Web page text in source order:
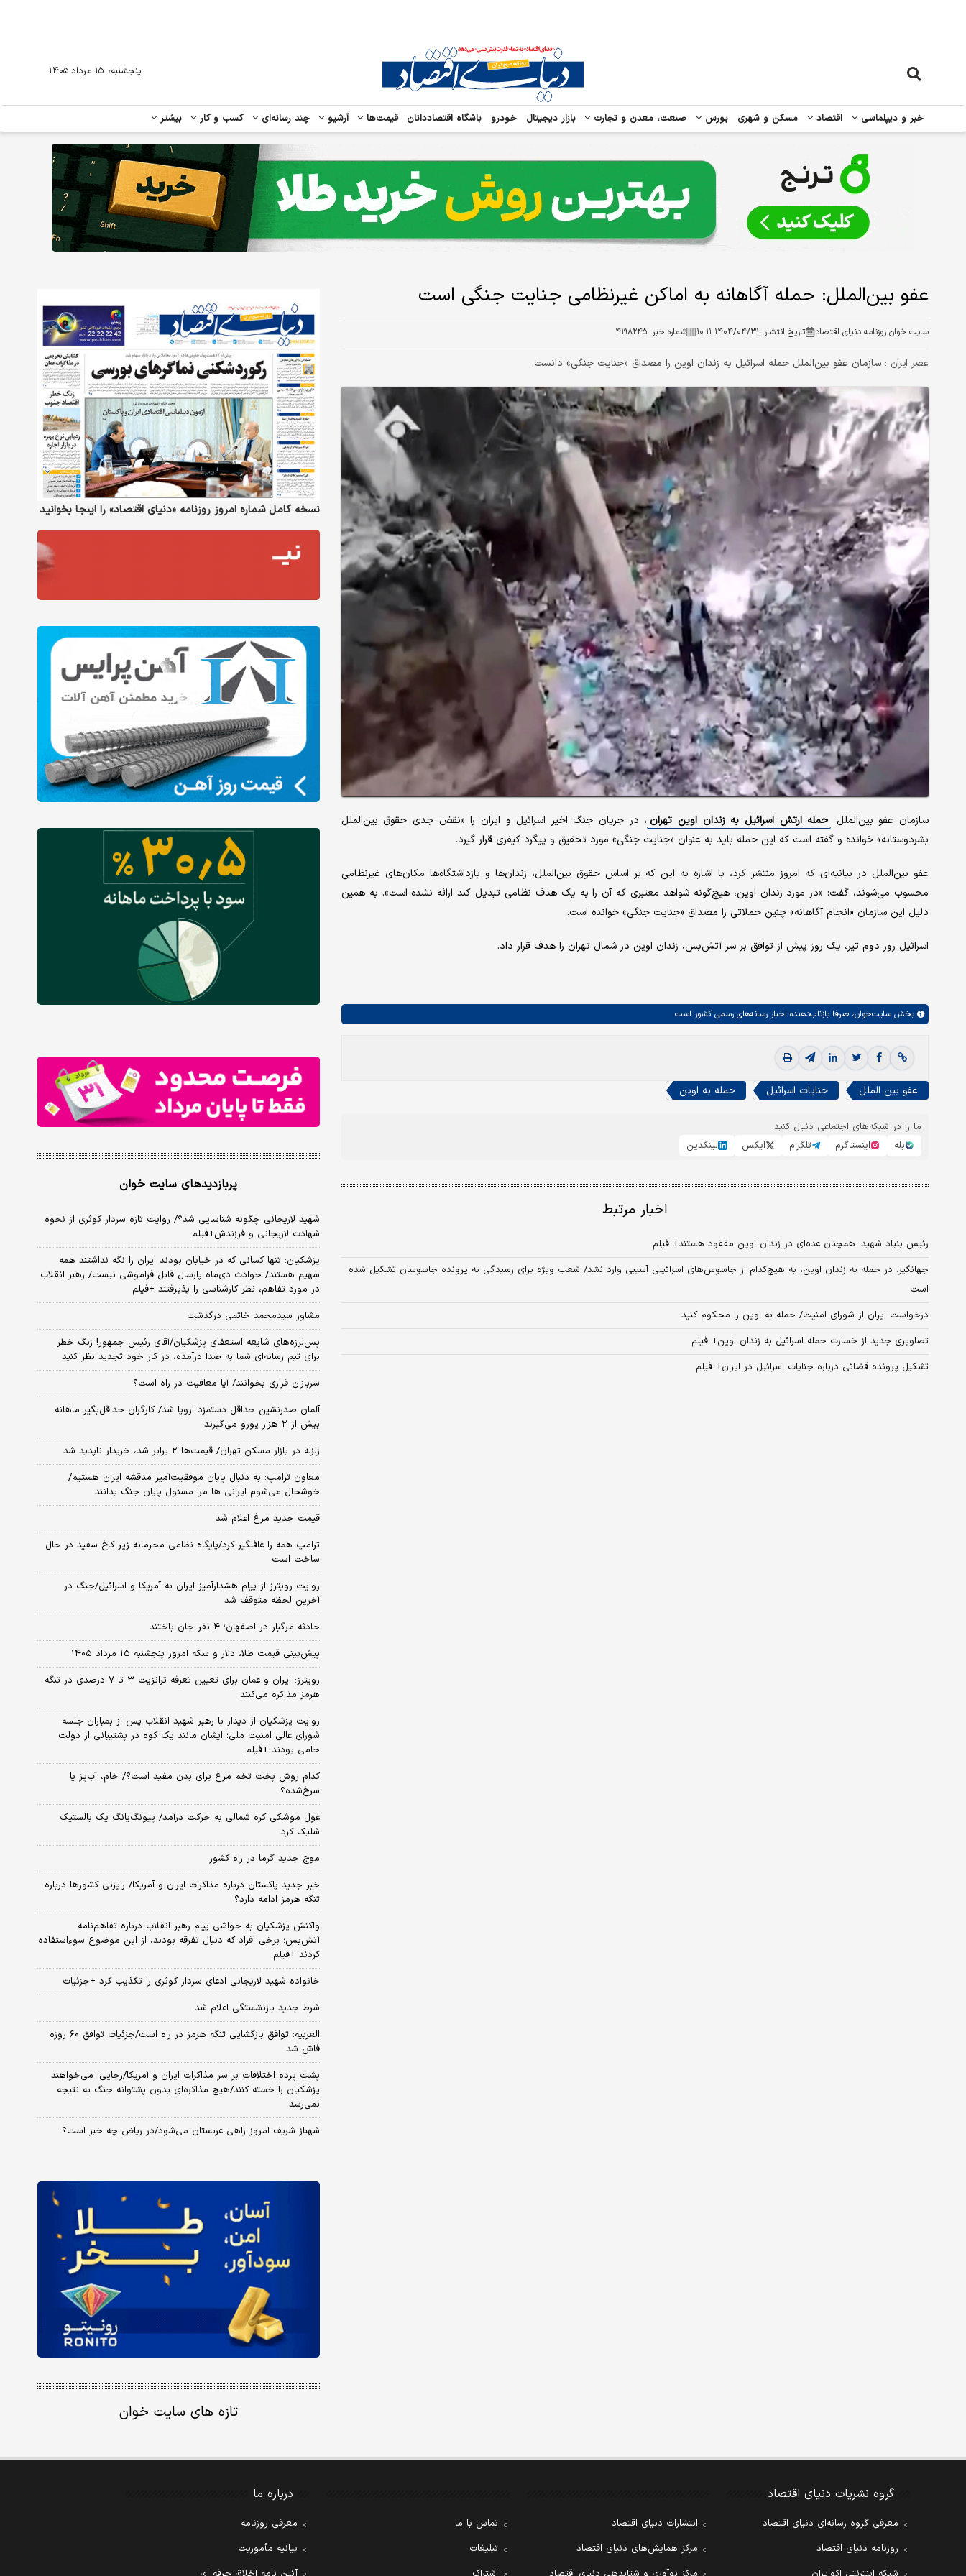
خبر و دیپلماسی اقتصاد مسکن و شهری بورس صنعت، معدن و تجارت بازار دیجیتال خودرو باشگاه اقتصاددانان قیمت‌ها آرشیو چند رسانه‌ای کسب و کار بیشتر
پنجشنبه، ۱۵ مرداد ۱۴۰۵
عفو بین‌الملل: حمله آگاهانه به اماکن غیرنظامی جنایت جنگی است
سایت خوان روزنامه دنیای اقتصاد تاریخ انتشار :۱۴۰۴/۰۴/۳۱ ۱۰:۱۱ شماره خبر :۴۱۹۸۲۴۵
عصر ایران : سازمان عفو بین‌الملل حمله اسرائیل به زندان اوین را مصداق «جنایت جنگی» دانست‌.
سازمان عفو بین‌الملل حمله ارتش اسرائیل به زندان اوین تهران ، در جریان جنگ اخیر اسرائیل و ایران را «نقض جدی حقوق بین‌الملل
بشردوستانه» خوانده و گفته است که این حمله باید به عنوان «جنایت جنگی» مورد تحقیق و پیگرد کیفری قرار گیرد.
عفو بین‌الملل در بیانیه‌ای که امروز منتشر کرد، با اشاره به این که بر اساس حقوق بین‌الملل، زندان‌ها و بازداشتگاه‌ها مکان‌های غیرنظامی
محسوب می‌شوند، گفت: «در مورد زندان اوین، هیچ‌گونه شواهد معتبری که آن را به یک هدف نظامی تبدیل کند ارائه نشده است». به همین
دلیل این سازمان «انجام آگاهانه» چنین حملاتی را مصداق «جنایت جنگی» خوانده است.
اسرائیل روز دوم تیر، یک روز پیش از توافق بر سر آتش‌بس، زندان اوین در شمال تهران را هدف قرار داد.
بخش سایت‌خوان، صرفا بازتاب‌دهنده اخبار رسانه‌های رسمی کشور است.
عفو بین الملل جنایات اسرائیل حمله به اوین
ما را در شبکه‌های اجتماعی دنبال کنید
بله
اینستاگرم تلگرام ایکس لینکدین
اخبار مرتبط
رئیس بنیاد شهید: همچنان عده‌ای در زندان اوین مفقود هستند+ فیلم
جهانگیر: در حمله به زندان اوین، به هیچ‌کدام از جاسوس‌های اسرائیلی آسیبی وارد نشد/ شعب ویژه برای رسیدگی به پرونده جاسوسان تشکیل شده
است
درخواست ایران از شورای امنیت/ حمله به اوین را محکوم کنید
تصاویری جدید از خسارت حمله اسرائیل به زندان اوین+ فیلم
تشکیل پرونده قضائی درباره جنایات اسرائیل در ایران+ فیلم
نسخه کامل شماره امروز روزنامه «دنیای‌ اقتصاد» را اینجا بخوانید
پربازدیدهای سایت خوان
شهید لاریجانی چگونه شناسایی شد؟/ روایت تازه سردار کوثری از نحوه
شهادت لاریجانی و فرزندش+فیلم
پزشکیان: تنها کسانی که در خیابان بودند ایران را نگه نداشتند همه
سهیم هستند/ حوادث دی‌ماه پارسال قابل فراموشی نیست/ رهبر انقلاب
در مورد تفاهم، نظر کارشناسی را پذیرفتند +فیلم
مشاور سیدمحمد خاتمی درگذشت
پس‌لرزه‌های شایعه استعفای پزشکیان/آقای رئیس جمهور! زنگ خطر
برای تیم رسانه‌ای شما به صدا درآمده، در کار خود تجدید نظر کنید
سربازان فراری بخوانند/ آیا معافیت در راه است؟
آلمان صدرنشین حداقل دستمزد اروپا شد/ کارگران حداقل‌بگیر ماهانه
بیش از ۲ هزار یورو می‌گیرند
زلزله در بازار مسکن تهران/ قیمت‌ها ۲ برابر شد، خریدار ناپدید شد
معاون ترامپ: به دنبال پایان موفقیت‌آمیز مناقشه ایران هستیم/
خوشحال می‌شوم ایرانی ها مرا مسئول پایان جنگ بدانند
قیمت جدید مرغ اعلام شد
ترامپ همه را غافلگیر کرد/پایگاه نظامی محرمانه زیر کاخ سفید در حال
ساخت است
روایت رویترز از پیام هشدارآمیز ایران به آمریکا و اسرائیل/جنگ در
آخرین لحظه متوقف شد
حادثه مرگبار در اصفهان؛ ۴ نفر جان باختند
پیش‌بینی قیمت طلا، دلار و سکه امروز پنجشنبه ۱۵ مرداد ۱۴۰۵
رویترز: ایران و عمان برای تعیین تعرفه ترانزیت ۳ تا ۷ درصدی در تنگه
هرمز مذاکره می‌کنند
روایت پزشکیان از دیدار با رهبر شهید انقلاب پس از بمباران جلسه
شورای عالی امنیت ملی؛ ایشان مانند یک کوه در پشتیبانی از دولت
حامی بودند +فیلم
کدام روش پخت تخم مرغ برای بدن مفید است؟/ خام، آب‌پز یا
سرخ‌شده؟
غول موشکی کره شمالی به حرکت درآمد/ پیونگ‌یانگ یک بالستیک
شلیک کرد
موج جدید گرما در راه کشور
خبر جدید پاکستان درباره مذاکرات ایران و آمریکا/ رایزنی کشورها درباره
تنگه هرمز ادامه دارد؟
واکنش پزشکیان به حواشی پیام رهبر انقلاب درباره تفاهم‌نامه
آتش‌بس؛ برخی افراد که دنبال تفرقه بودند، از این موضوع سوءاستفاده
کردند +فیلم
خانواده شهید لاریجانی ادعای سردار کوثری را تکذیب کرد +جزئیات
شرط جدید بازنشستگی اعلام شد
العربیه: توافق بازگشایی تنگه هرمز در راه است/جزئیات توافق ۶۰ روزه
فاش شد
پشت پرده اختلافات بر سر مذاکرات ایران و آمریکا/رجایی: می‌خواهند
پزشکیان را خسته کنند/هیچ مذاکره‌ای بدون پشتوانه جنگ به نتیجه
نمی‌رسد
شهباز شریف امروز راهی عربستان می‌شود/در ریاض چه خبر است؟
تازه های سایت خوان
گروه نشریات دنیای اقتصاد
معرفی گروه رسانه‌ای دنیای اقتصاد
روزنامه دنیای اقتصاد
انتشارات دنیای اقتصاد
مرکز همایش‌های دنیای اقتصاد
تماس با ما
تبلیغات
درباره ما
معرفی روزنامه
بیانیه مأموریت